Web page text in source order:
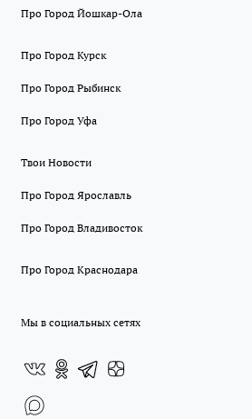
Про Город Йошкар-Ола
Про Город Курск
Про Город Рыбинск
Про Город Уфа
Твои Новости
Про Город Ярославль
Про Город Владивосток
Про Город Краснодара
Мы в социальных сетях